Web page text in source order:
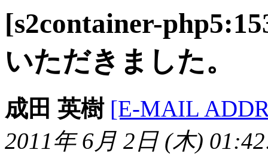
[s2container-
いただきました。
成田 英樹 [E-MAIL
2011年 6月 2日 (木)